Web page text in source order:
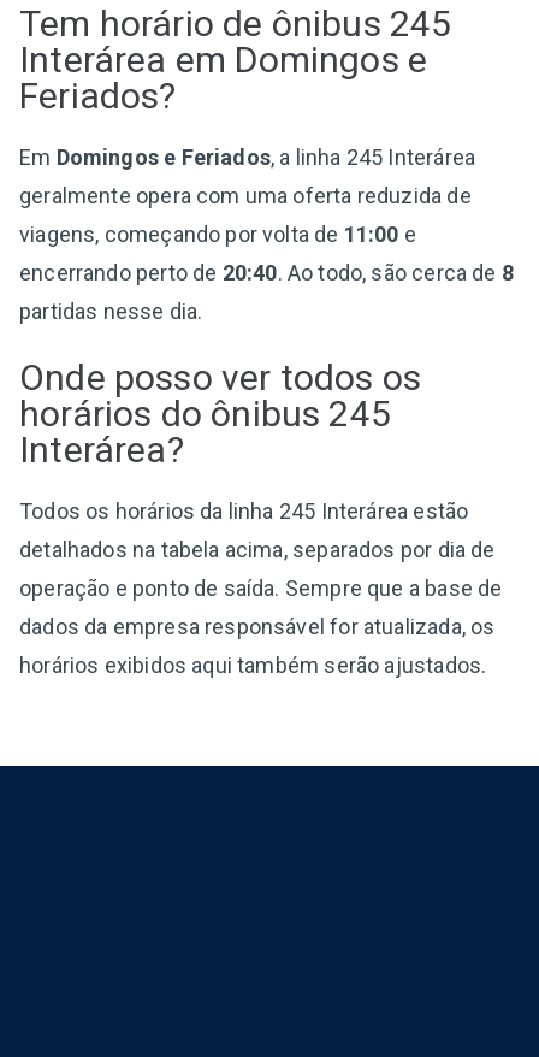
Tem horário de ônibus 245
Interárea em Domingos e
Feriados?
Em Domingos e Feriados, a linha 245 Interárea
geralmente opera com uma oferta reduzida de
viagens, começando por volta de 11:00 e
encerrando perto de 20:40. Ao todo, são cerca de 8
partidas nesse dia.
Onde posso ver todos os
horários do ônibus 245
Interárea?
Todos os horários da linha 245 Interárea estão
detalhados na tabela acima, separados por dia de
operação e ponto de saída. Sempre que a base de
dados da empresa responsável for atualizada, os
horários exibidos aqui também serão ajustados.